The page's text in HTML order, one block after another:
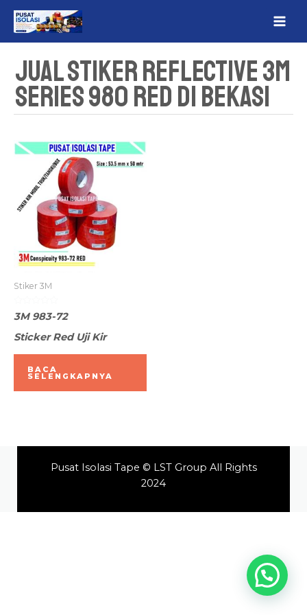
Jual Stiker Reflective 3M
Series 980 RED Di Bekasi
Stiker 3M
Dinilai
0
5
3M 983-72
Sticker Red Uji Kir
BACA
SELENGKAPNYA
Pusat Isolasi Tape © LST Group All Rights
2024